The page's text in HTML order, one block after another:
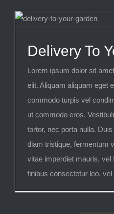
Delivery To
Lorem ipsum dolor sit
elit. Aliquam aliquam eget
commodo turpis vel
ut commodo eros.
tortor, nec porta nulla.
diam tristique, fermentum
vitae imperdiet mauris, vel
finibus consectetur leo, vel